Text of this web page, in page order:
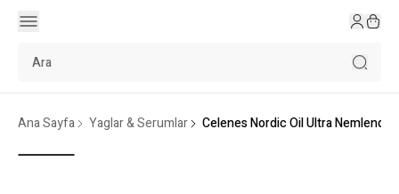
Ana Sayfa Yaglar & Serumlar Celenes Nordic Oil Ultra